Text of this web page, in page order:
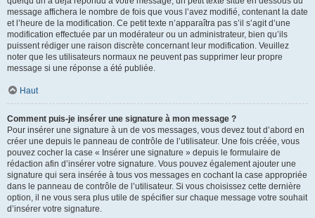
message affichera le nombre de fois que vous l’avez modifié, contenant la date
et l’heure de la modification. Ce petit texte n’apparaîtra pas s’il s’agit d’une
modification effectuée par un modérateur ou un administrateur, bien qu’ils
puissent rédiger une raison discrète concernant leur modification. Veuillez
noter que les utilisateurs normaux ne peuvent pas supprimer leur propre
message si une réponse a été publiée.
Haut
Comment puis-je insérer une signature à mon message ?
Pour insérer une signature à un de vos messages, vous devez tout d’abord en
créer une depuis le panneau de contrôle de l’utilisateur. Une fois créée, vous
pouvez cocher la case « Insérer une signature » depuis le formulaire de
rédaction afin d’insérer votre signature. Vous pouvez également ajouter une
signature qui sera insérée à tous vos messages en cochant la case appropriée
dans le panneau de contrôle de l’utilisateur. Si vous choisissez cette dernière
option, il ne vous sera plus utile de spécifier sur chaque message votre souhait
d’insérer votre signature.